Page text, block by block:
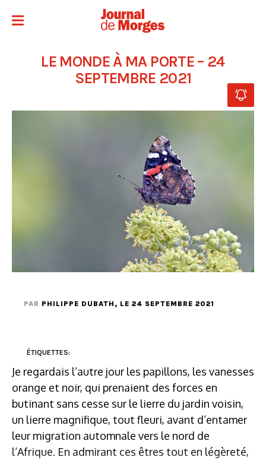
LE MONDE À MA PORTE – 24
SEPTEMBRE 2021
PAR PHILIPPE DUBATH , LE 24 SEPTEMBRE 2021
ÉTIQUETTES:
Je regardais l’autre jour les papillons, les vanesses
orange et noir, qui prenaient des forces en
butinant sans cesse sur le lierre du jardin voisin,
un lierre magnifique, tout fleuri, avant d’entamer
leur migration automnale vers le nord de
l’Afrique. En admirant ces êtres tout en légèreté,